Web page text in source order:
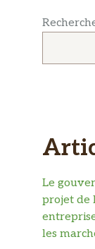
Le
projet de
les